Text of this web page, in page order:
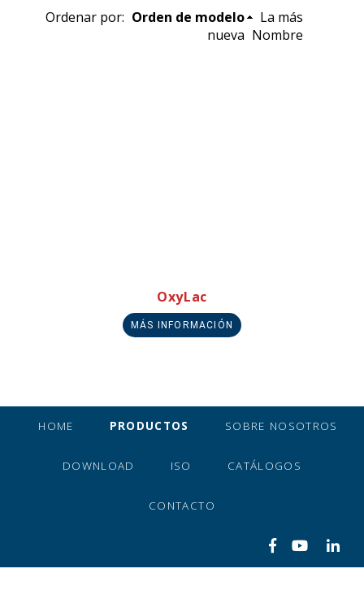
Ordenar por: Orden de modelo
La más
nueva Nombre
OxyLac
MÁS INFORMACIÓN
HOME PRODUCTOS SOBRE NOSOTROS
DOWNLOAD ISO CATÁLOGOS
CONTACTO